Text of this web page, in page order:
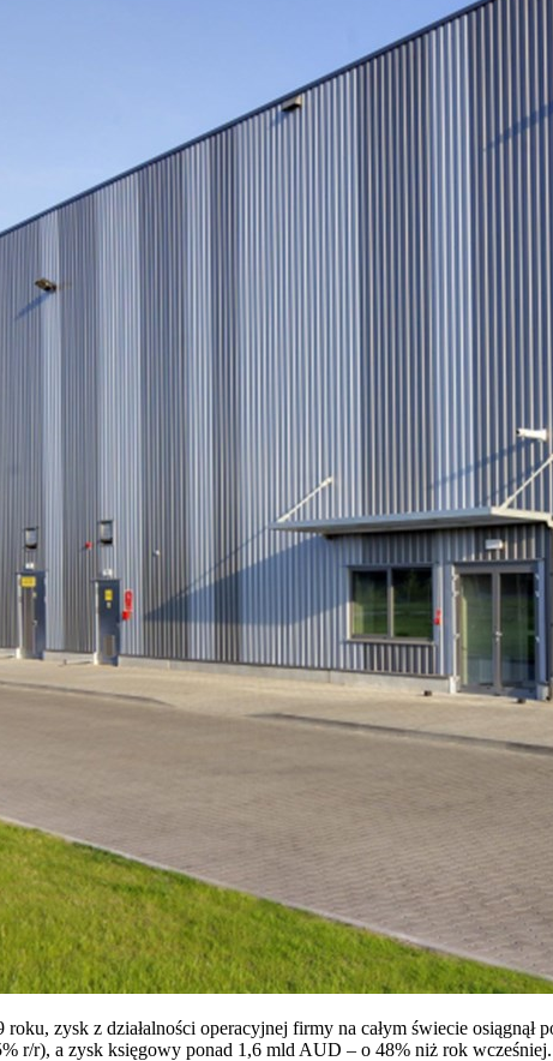
zysk z działalności operacyjnej firmy na całym świecie
r/r), a zysk księgowy ponad 1,6 mld AUD – o 48% niż rok wcześniej.